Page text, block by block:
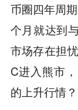
币圈四年周
个月就达到
市场存在担
C进入熊市
的上升行情？